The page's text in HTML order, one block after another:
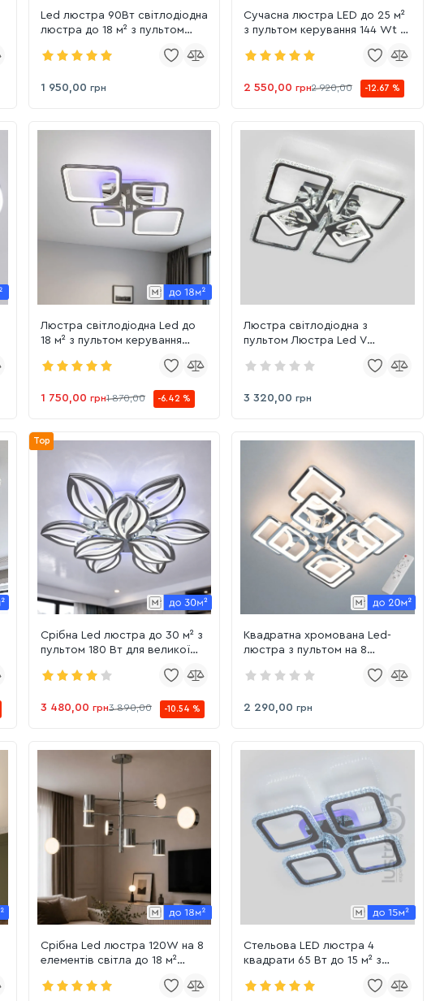
Led люстра 90Вт світлодіодна
люстра до 18 м² з пультом
3color)
1 950,00 грн
Сучасна люстра LED до 25 м²
з пультом керування 144 Wt у
2 550,00 грн2 920,00 -12.67 %
Люстра світлодіодна Led до
18 м² з пультом керування
1 750,00 грн1 870,00 -6.42 %
Люстра світлодіодна з
пультом Люстра Led V
3 320,00 грн
Top
Срібна Led люстра до 30 м² з
пультом 180 Вт для великої
HR)
3 480,00 грн3 890,00 -10.54 %
Квадратна хромована Led-
люстра з пультом на 8
(HS8060/4+4HR)
2 290,00 грн
Срібна Led люстра 120W на 8
елементів світла до 18 м²
Стельова LED люстра 4
квадрати 65 Вт до 15 м² з
з пультом (AS8170/4HR)